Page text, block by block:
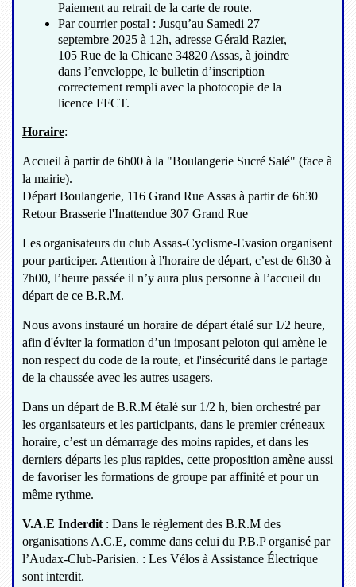
Paiement au retrait de la carte de route.
Par courrier postal : Jusqu’au Samedi 27
septembre 2025 à 12h, adresse Gérald Razier,
105 Rue de la Chicane 34820 Assas, à joindre
dans l’enveloppe, le bulletin d’inscription
correctement rempli avec la photocopie de la
licence FFCT.
Horaire:
Accueil à partir de 6h00 à la "Boulangerie Sucré Salé" (face à
la mairie).
Départ Boulangerie, 116 Grand Rue Assas à partir de 6h30
Retour Brasserie l'Inattendue 307 Grand Rue
Les organisateurs du club Assas-Cyclisme-Evasion organisent
pour participer. Attention à l'horaire de départ, c’est de 6h30 à
7h00, l’heure passée il n’y aura plus personne à l’accueil du
départ de ce B.R.M.
Nous avons instauré un horaire de départ étalé sur 1/2 heure,
afin d'éviter la formation d’un imposant peloton qui amène le
non respect du code de la route, et l'insécurité dans le partage
de la chaussée avec les autres usagers.
Dans un départ de B.R.M étalé sur 1/2 h, bien orchestré par
les organisateurs et les participants, dans le premier créneaux
horaire, c’est un démarrage des moins rapides, et dans les
derniers départs les plus rapides, cette proposition amène aussi
de favoriser les formations de groupe par affinité et pour un
même rythme.
V.A.E Inderdit : Dans le règlement des B.R.M des
organisations A.C.E, comme dans celui du P.B.P organisé par
l’Audax-Club-Parisien. : Les Vélos à Assistance Électrique
sont interdit.